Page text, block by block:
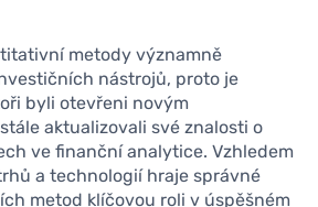
metody významně
nástrojů, proto je
byli otevřeni novým
aktualizovali své znalosti o
ve finanční analytice. Vzhledem
a technologií hraje správné
metod klíčovou roli v úspěšném